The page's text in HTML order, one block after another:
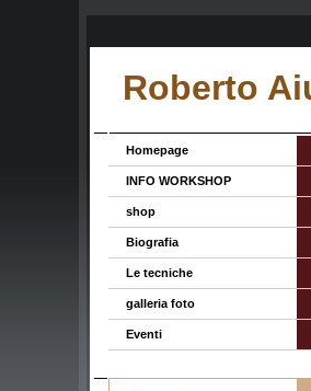
Roberto
Homepage
INFO WORKSHOP
shop
Biografia
Le tecniche
galleria foto
Eventi